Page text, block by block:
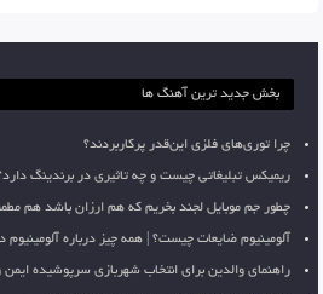
بخش جدید ترین آهنگ ها
چرا توری‌های فلزی این‌قدر پرکاربردند؟
ریمیکس تبلیغاتی چیست و چه تاثیری در برندینگ
چطور جم موبایل لجند بخریم که هم ارزان باشد هم
آلومینیوم ضایعات چیست؟ | همه چیز درباره
راهنمای والدین برای انتخاب شهربازی سرپوشیده